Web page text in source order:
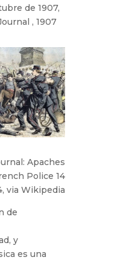
de 1907,
, 1907
Apaches
Police 14
via Wikipedia
de
y
es una